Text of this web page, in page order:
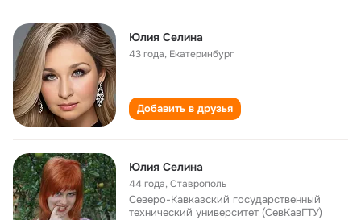
Юлия Селина
43 года, Екатеринбург
Добавить в друзья
Юлия Селина
44 года,Ставрополь
Северо-Кавказский государственный
технический университет (СевКавГТУ)